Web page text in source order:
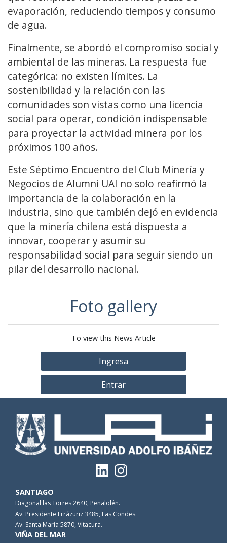
evaporación, reduciendo tiempos y consumo
de agua.
Finalmente, se abordó el compromiso social y
ambiental de las mineras. La respuesta fue
categórica: no existen límites. La
sostenibilidad y la relación con las
comunidades son vistas como una licencia
social para operar, condición indispensable
para proyectar la actividad minera por los
próximos 100 años.
Este Séptimo Encuentro del Club Minería y
Negocios de Alumni UAI no solo reafirmó la
importancia de la colaboración en la
industria, sino que también dejó en evidencia
que la minería chilena está dispuesta a
innovar, cooperar y asumir su
responsabilidad social para seguir siendo un
pilar del desarrollo nacional.
Foto gallery
To view this News Article
Ingresa
Entrar
SANTIAGO
Diagonal las Torres 2640, Peñalolén.
Av. Presidente Errázuriz 3485, Las Condes.
Av. Santa María 5870, Vitacura.
VIÑA DEL MAR